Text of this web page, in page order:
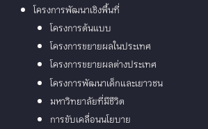
โครงการพัฒนาเชิงพื้นที่
โครงการต้นแบบ
โครงการขยายผลในประเทศ
โครงการขยายผลต่างประเทศ
โครงการพัฒนาเด็กและเยาวชน
มหาวิทยาลัยที่มีชีวิต
การขับเคลื่อนนโยบาย